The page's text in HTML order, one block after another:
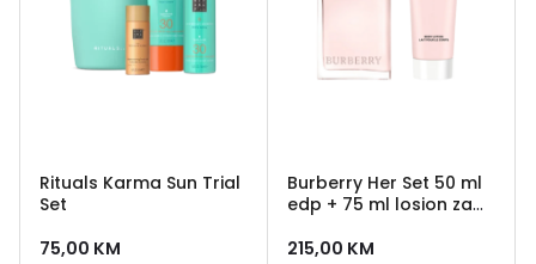
Rituals Karma Sun Trial
Set
75,00 KM
Burberry Her Set 50 ml
edp + 75 ml losion za
215,00 KM